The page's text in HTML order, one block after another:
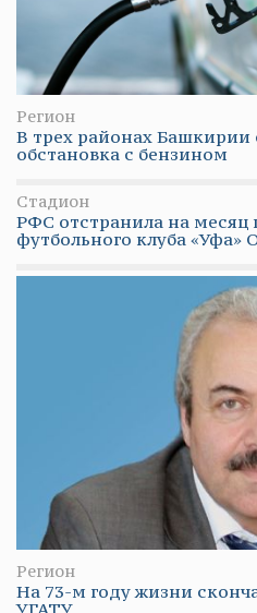
Регион
В трех районах Башкирии
обстановка с бензином
Стадион
РФС отстранила на месяц
футбольного клуба «Уфа»
Регион
На 73-м году жизни
УГАТУ